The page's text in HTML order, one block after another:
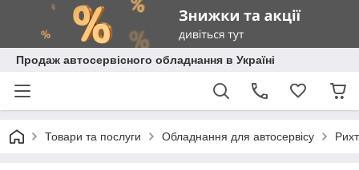
Продаж автосервісного обладнання в Україні
Товари та послуги Обладнання для автосервісу